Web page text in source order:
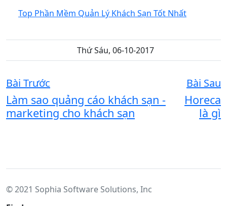
Top Phần Mềm Quản Lý Khách Sạn Tốt Nhất
Thứ Sáu, 06-10-2017
Bài Trước
Làm sao quảng cáo khách sạn -
marketing cho khách sạn
Bài Sau
Horeca
là gì
© 2021 Sophia Software Solutions, Inc